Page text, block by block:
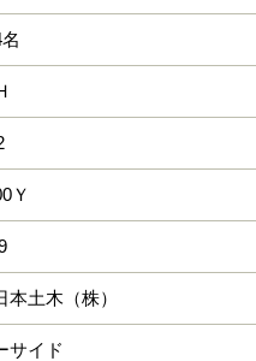
Ｙ
本土木（株）
サイド